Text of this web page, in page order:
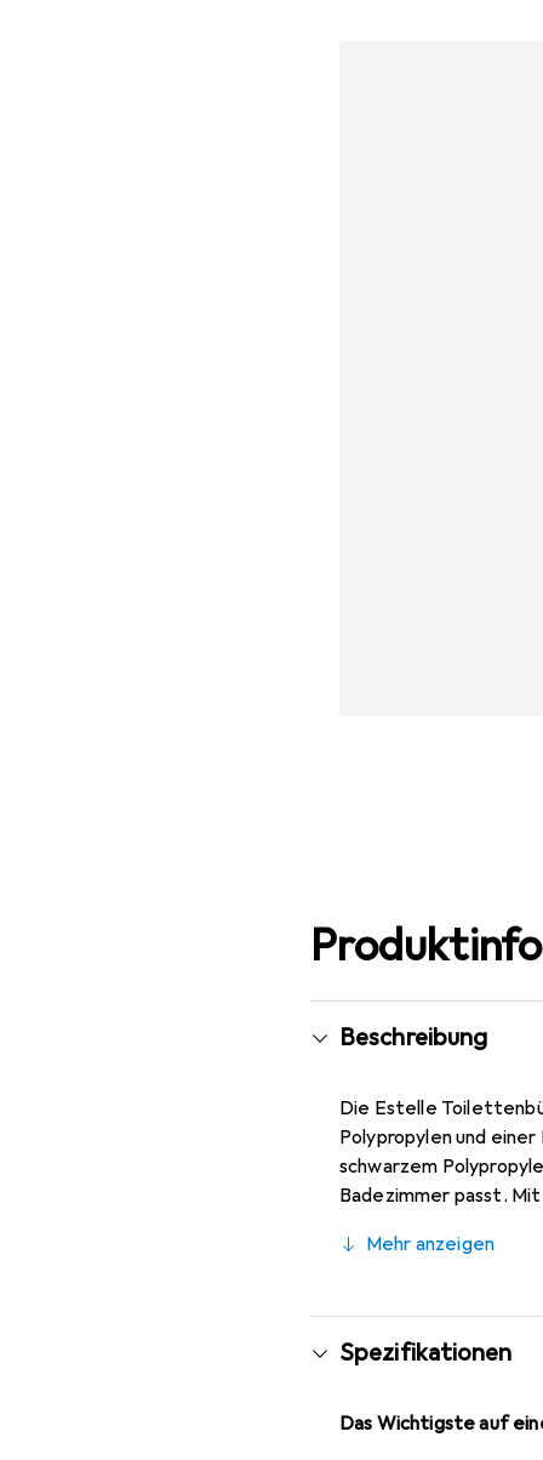
Beschreibung
Die Estelle
Polypropylen und
schwarzem
Badezimmer passt.
was die Pflege des
Mehr anzeigen
Spezifikationen
Das Wichtigste auf